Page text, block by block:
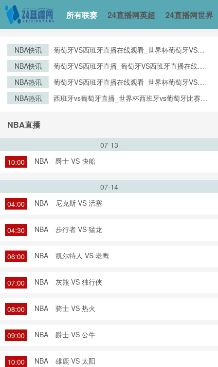
所有联赛 24直播网英超 24直播网世界
NBA快讯
葡萄牙VS西班牙直播在线观看_世界杯葡萄牙VS西
NBA快讯
葡萄牙VS西班牙直播_葡萄牙VS西班牙直播在线观
NBA热讯
葡萄牙VS西班牙直播在线观看_世界杯葡萄牙VS西
NBA热讯
西班牙vs葡萄牙直播_世界杯西班牙vs葡萄牙比赛直
NBA直播
07-13
10:00
NBA 爵士 VS 快船
07-14
04:00
NBA 尼克斯 VS 活塞
04:30 NBA 步行者 VS 猛龙
06:00 NBA 凯尔特人 VS 老鹰
07:00 NBA 灰熊 VS 独行侠
08:00 NBA 骑士 VS 热火
09:00 NBA 爵士 VS 公牛
10:00 NBA 雄鹿 VS 太阳